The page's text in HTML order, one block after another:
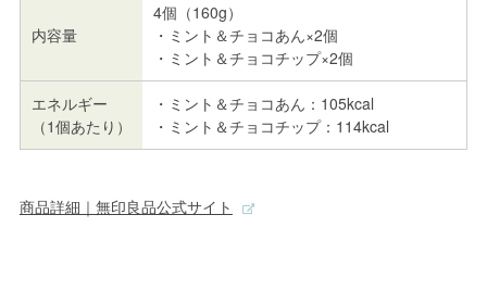
内容量
4個（160g）
・ミント＆チョコあん×2個
・ミント＆チョコチップ×2個
エネルギー
（1個あたり）
・ミント＆チョコあん：105kcal
・ミント＆チョコチップ：114kcal
商品詳細｜無印良品公式サイト